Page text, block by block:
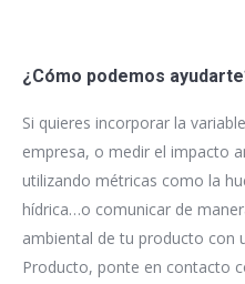
¿Cómo podemos
Si quieres incorporar la
empresa, o medir el impacto
utilizando métricas como la
hídrica…o comunicar de
ambiental de tu producto con
Producto, ponte en contacto